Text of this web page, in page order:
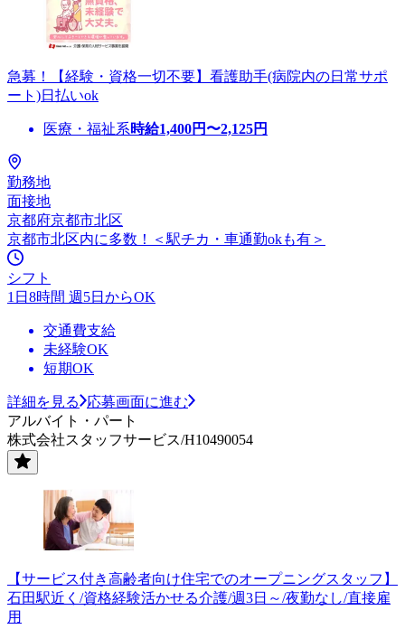
急募！【経験・資格一切不要】看護助手(病院内の日常サポ
ート)日払いok
医療・福祉系時給1,400円〜2,125円
勤務地
面接地
京都府京都市北区
京都市北区内に多数！＜駅チカ・車通勤okも有＞
シフト
1日8時間 週5日からOK
交通費支給
未経験OK
短期OK
詳細を見る
応募画面に進む
アルバイト・パート
株式会社スタッフサービス/H10490054
【サービス付き高齢者向け住宅でのオープニングスタッフ】
石田駅近く/資格経験活かせる介護/週3日～/夜勤なし/直接雇
用